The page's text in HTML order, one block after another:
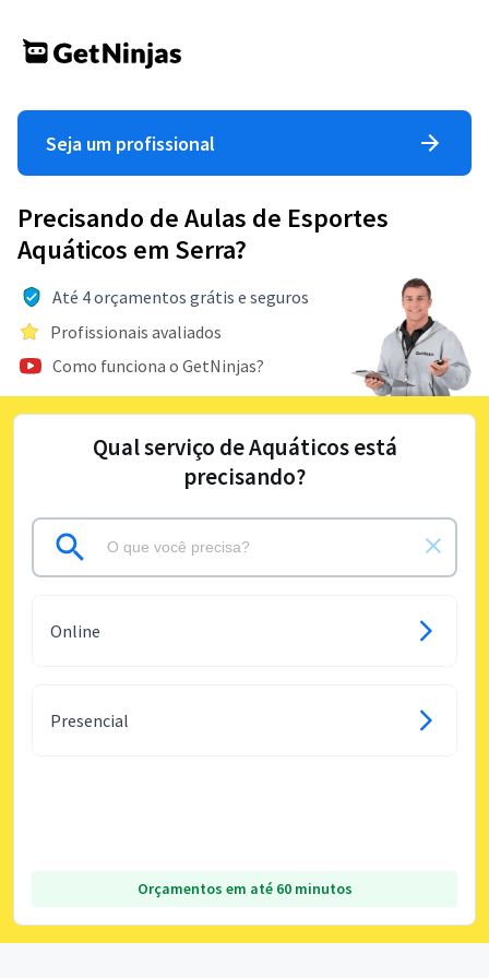
Seja um profissional
Precisando de Aulas de Esportes
Aquáticos em Serra?
Até 4 orçamentos grátis e seguros
Profissionais avaliados
Como funciona o GetNinjas?
Qual serviço de Aquáticos está
precisando?
Online
Presencial
Orçamentos em até 60 minutos